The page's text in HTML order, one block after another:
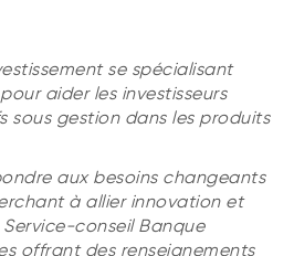
se spécialisant
aider les investisseurs
sous gestion dans les produits
aux besoins changeants
à allier innovation et
conseil Banque
offrant des renseignements